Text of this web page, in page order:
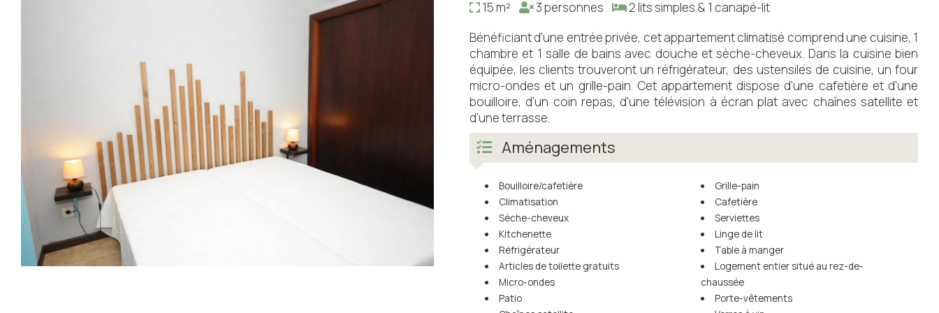
15 m² 3 personnes
2 lits simples & 1 canapé-lit
Bénéficiant d'une entrée privée, cet appartement climatisé comprend une cuisine, 1
chambre et 1 salle de bains avec douche et sèche-cheveux. Dans la cuisine bien
équipée, les clients trouveront un réfrigérateur, des ustensiles de cuisine, un four
micro-ondes et un grille-pain. Cet appartement dispose d'une cafetière et d'une
bouilloire, d'un coin repas, d'une télévision à écran plat avec chaînes satellite et
d'une terrasse.
Aménagements
Bouilloire/cafetière
Climatisation
Sèche-cheveux
Kitchenette
Réfrigérateur
Articles de toilette gratuits
Micro-ondes
Patio
Grille-pain
Cafetière
Serviettes
Linge de lit
Table à manger
Logement entier situé au rez-de-
chaussée
Porte-vêtements